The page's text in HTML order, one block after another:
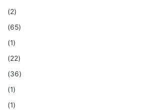
(2)
(65)
(1)
(22)
(36)
(1)
(1)